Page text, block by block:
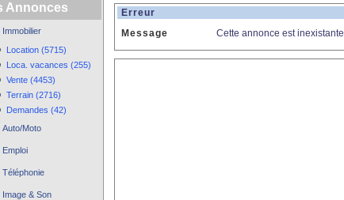
Annonces
Immobilier
Location (5715)
Loca. vacances (255)
Vente (4453)
Terrain (2716)
Demandes (42)
Auto/Moto
Emploi
Téléphonie
Image & Son
Erreur
Message
Cette annonce est inexistante